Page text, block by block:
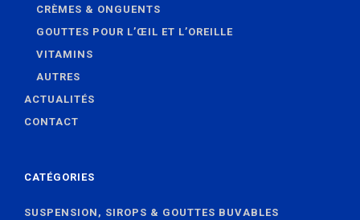
CRÈMES & ONGUENTS
GOUTTES POUR L’ŒIL ET L’OREILLE
VITAMINS
AUTRES
ACTUALITÉS
CONTACT
CATÉGORIES
SUSPENSION, SIROPS & GOUTTES BUVABLES